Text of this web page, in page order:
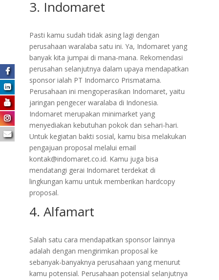
3. Indomaret
​Pasti kamu sudah tidak asing lagi dengan
perusahaan waralaba satu ini. Ya, Indomaret yang
banyak kita jumpai di mana-mana. Rekomendasi
perusahan selanjutnya dalam upaya mendapatkan
sponsor ialah PT Indomarco Prismatama.
Perusahaan ini mengoperasikan Indomaret, yaitu
jaringan pengecer waralaba di Indonesia.
Indomaret merupakan minimarket yang
menyediakan kebutuhan pokok dan sehari-hari.
Untuk kegiatan bakti sosial, kamu bisa melakukan
pengajuan proposal melalui email
kontak@indomaret.co.id. Kamu juga bisa
mendatangi gerai Indomaret terdekat di
lingkungan kamu untuk memberikan hardcopy
proposal.
4. Alfamart
Salah satu cara mendapatkan sponsor lainnya
adalah dengan mengirimkan proposal ke
sebanyak-banyaknya perusahaan yang menurut
kamu potensial. Perusahaan potensial selanjutnya